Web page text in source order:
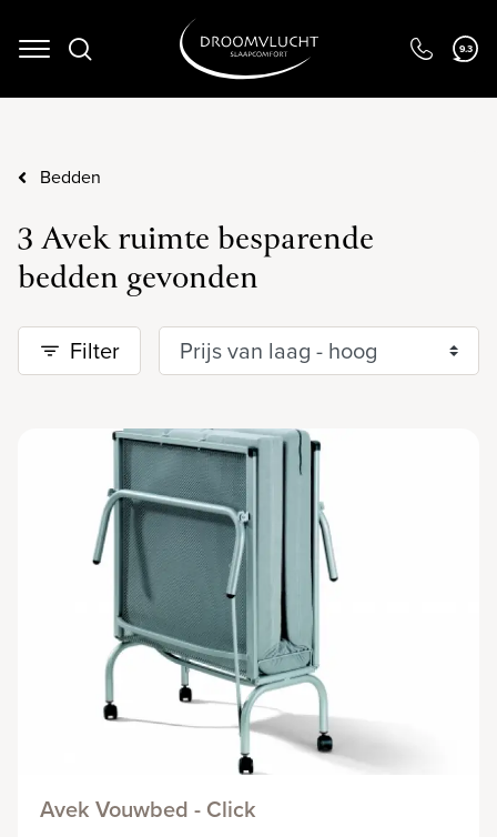
Navigation 9.3
Bedden
3 Avek ruimte besparende
bedden gevonden
Filter
Avek Vouwbed - Click